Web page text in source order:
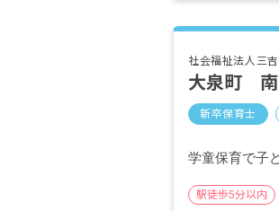
社会福祉法人三吉
大泉町 南
新卒保育士
学童保育で子
駅徒歩5分以内